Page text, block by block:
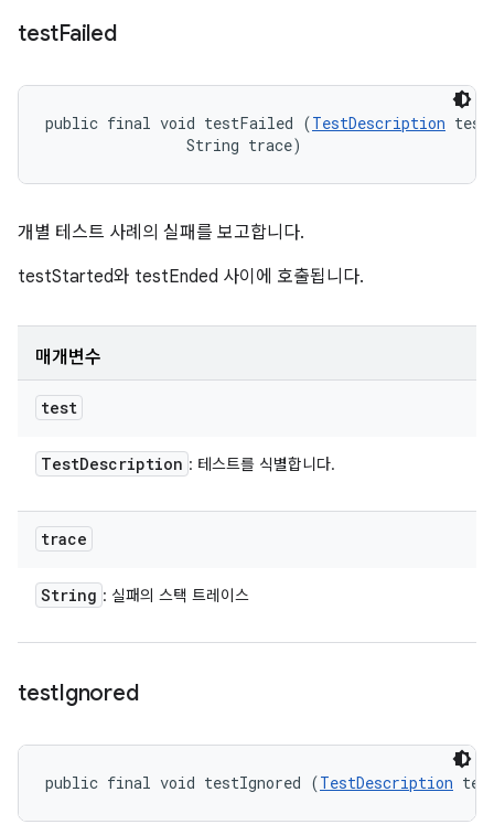
testFailed
public final void testFailed (TestDescription
                String trace)
개별 테스트 사례의 실패를 보고합니다.
testStarted와 testEnded 사이에 호출됩니다.
매개변수
test
TestDescription : 테스트를 식별합니다.
trace
String : 실패의 스택 트레이스
testIgnored
public final void testIgnored (TestDescription